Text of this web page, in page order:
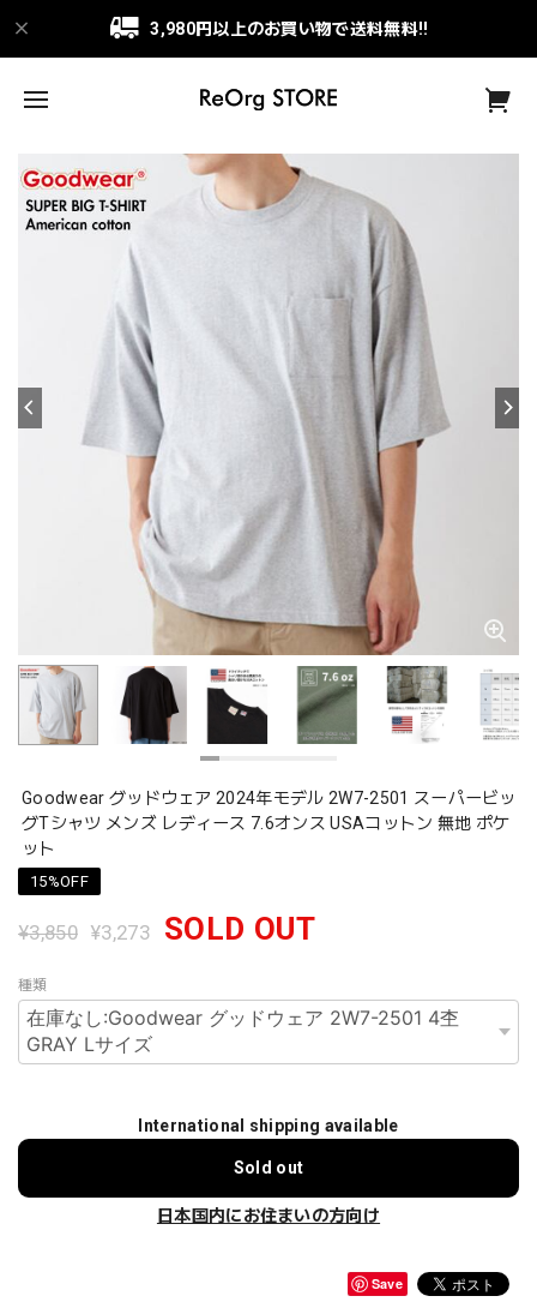
3,980円以上のお買い物で送料無料!!
Goodwear グッドウェア 2024年モデル 2W7-2501 スーパービッ
グTシャツ メンズ レディース 7.6オンス USAコットン 無地 ポケ
ット
15%OFF
¥3,850 ¥3,273 SOLD OUT
種類
International shipping available
Sold out
日本国内にお住まいの方向け
Save